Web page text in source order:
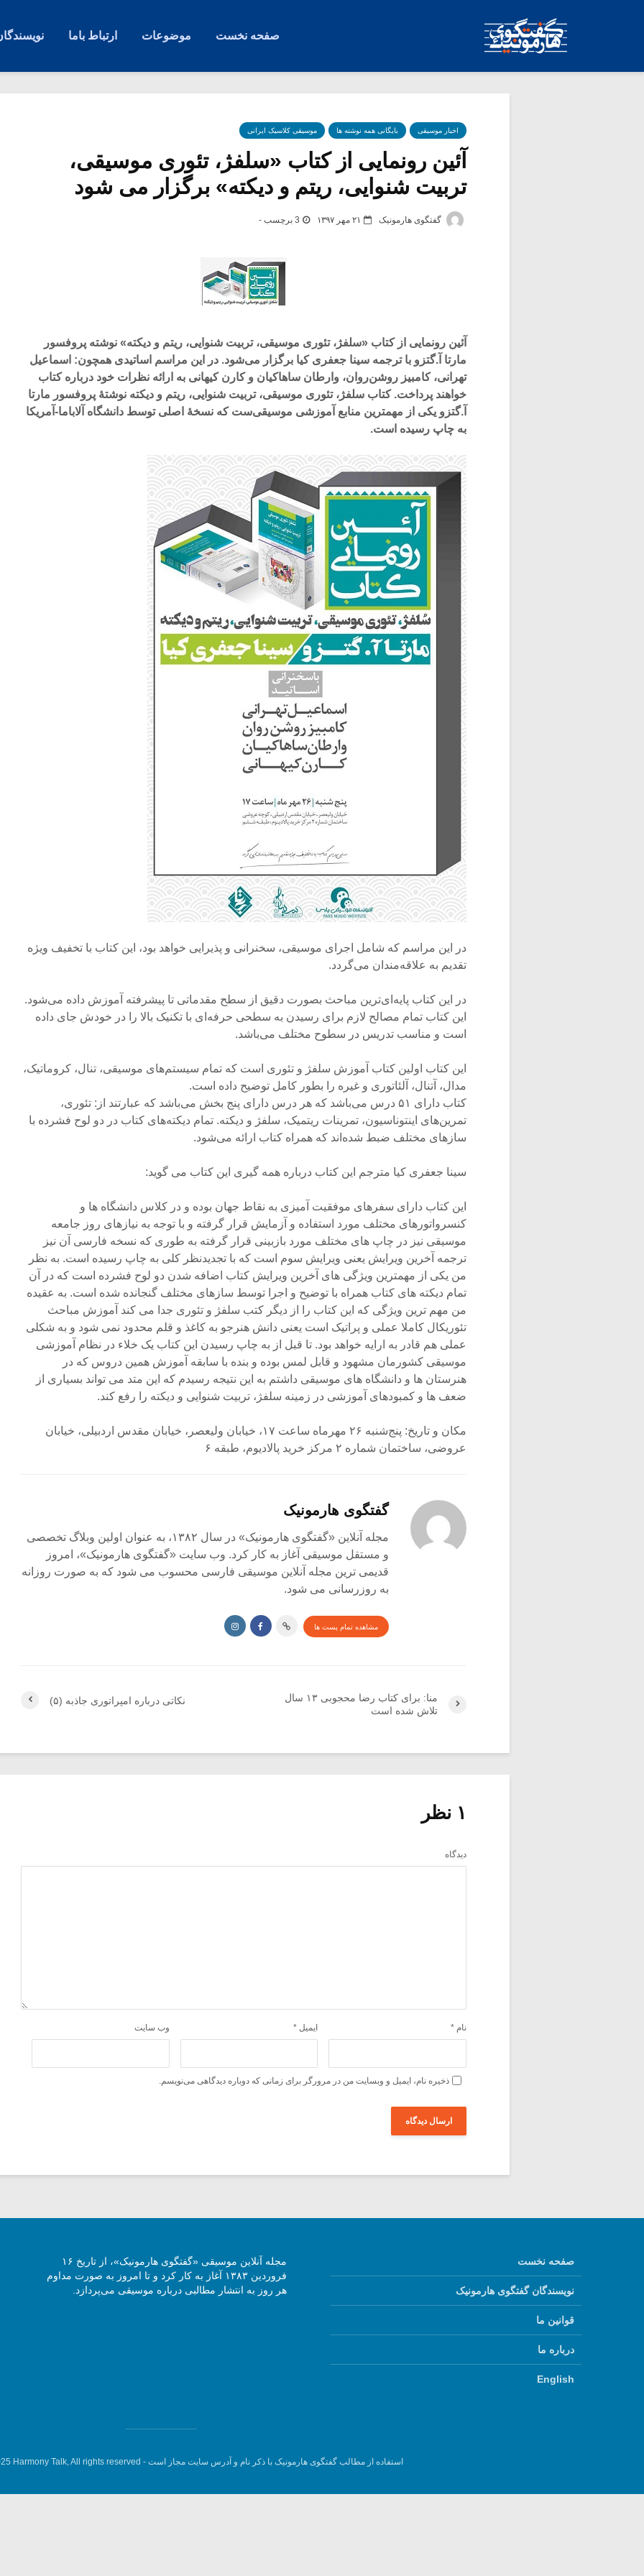
صفحه نخست موضوعات ارتباط باما
اخبار موسیقی بایگانی همه نوشته ها موسیقی کلاسیک ایرانی
آئین رونمایی از کتاب «سلفژ، تئوری موسیقی،
تربیت شنوایی، ریتم و دیکته» برگزار می شود
گفتگوی هارمونیک ۲۱ مهر ۱۳۹۷ 3 برچسب -
آئین رونمایی از کتاب «سلفژ، تئوری موسیقی، تربیت شنوایی، ریتم و دیکته» نوشته پروفسور
مارتا آ.گتزو با ترجمه سینا جعفری کیا برگزار می‌شود. در این مراسم اساتیدی همچون: اسماعیل
تهرانی، کامبیز روشن‌روان، وارطان ساهاکیان و کارن کیهانی به ارائه نظرات خود درباره کتاب
خواهند پرداخت. کتاب سلفژ، تئوری موسیقی، تربیت شنوایی، ریتم و دیکته نوشتۀ پروفسور مارتا
آ.گتزو یکی از مهمترین منابع آموزشی موسیقی‌ست که نسخۀ اصلی توسط دانشگاه آلاباما-آمریکا
به چاپ رسیده است.
در این مراسم که شامل اجرای موسیقی، سخنرانی و پذیرایی خواهد بود، این کتاب با تخفیف ویژه
تقدیم به علاقه‌مندان می‌گردد.
در این کتاب پایه‌ای‌ترین مباحث بصورت دقیق از سطح مقدماتی تا پیشرفته آموزش داده می‌شود.
این کتاب تمام مصالح لازم برای رسیدن به سطحی حرفه‌ای با تکنیک بالا را در خودش جای داده
است و مناسب تدریس در سطوح مختلف می‌باشد.
این کتاب اولین کتاب آموزش سلفژ و تئوری است که تمام سیستم‌های موسیقی، تنال، کروماتیک،
مدال، آتنال، آلئاتوری و غیره را بطور کامل توضیح داده است.
کتاب دارای ۵۱ درس می‌باشد که هر درس دارای پنج بخش می‌باشد که عبارتند از: تئوری،
تمرین‌های اینتوناسیون، تمرینات ریتمیک، سلفژ و دیکته. تمام دیکته‌های کتاب در دو لوح فشرده با
سازهای مختلف ضبط شده‌اند که همراه کتاب ارائه می‌شود.
سینا جعفری کیا مترجم این کتاب درباره همه گیری این کتاب می گوید:
این کتاب دارای سفرهای موفقیت آمیزی به نقاط جهان بوده و در کلاس دانشگاه ها و
کنسرواتورهای مختلف مورد استفاده و آزمایش قرار گرفته و با توجه به نیازهای روز جامعه
موسیقی نیز در چاپ های مختلف مورد بازبینی قرار گرفته به طوری که نسخه فارسی آن نیز
ترجمه آخرین ویرایش یعنی ویرایش سوم است که با تجدیدنظر کلی به چاپ رسیده است. به نظر
من یکی از مهمترین ویژگی های آخرین ویرایش کتاب اضافه شدن دو لوح فشرده است که در آن
تمام دیکته های کتاب همراه با توضیح و اجرا توسط سازهای مختلف گنجانده شده است. به عقیده
من مهم ترین ویژگی که این کتاب را از دیگر کتب سلفژ و تئوری جدا می کند آموزش مباحث
تئوریکال کاملا عملی و پراتیک است یعنی دانش هنرجو به کاغذ و قلم محدود نمی شود و به شکلی
عملی هم قادر به ارایه خواهد بود. تا قبل از به چاپ رسیدن این کتاب یک خلاء در نظام آموزشی
موسیقی کشورمان مشهود و قابل لمس بوده و بنده با سابقه آموزش همین دروس که در
هنرستان ها و دانشگاه های موسیقی داشتم به این نتیجه رسیدم که این متد می تواند بسیاری از
ضعف ها و کمبودهای آموزشی در زمینه سلفژ، تربیت شنوایی و دیکته را رفع کند.
مکان و تاریخ: پنج‌شنبه ۲۶ مهرماه ساعت ۱۷، خیابان ولیعصر، خیابان مقدس اردبیلی، خیابان
عروضی، ساختمان شماره ۲ مرکز خرید پالادیوم، طبقه ۶
گفتگوی هارمونیک
مجله آنلاین «گفتگوی هارمونیک» در سال ۱۳۸۲، به عنوان اولین وبلاگ تخصصی
و مستقل موسیقی آغاز به کار کرد. وب سایت «گفتگوی هارمونیک»، امروز
قدیمی ترین مجله آنلاین موسیقی فارسی محسوب می شود که به صورت روزانه
به روزرسانی می شود.
مشاهده تمام پست ها
نکاتی درباره امپراتوری جاذبه (۵)
منا: برای کتاب رضا محجوبی ۱۳ سال
تلاش شده است
۱ نظر
دیدگاه
نام * ایمیل * وب‌ سایت
ذخیره نام، ایمیل و وبسایت من در مرورگر برای زمانی که دوباره دیدگاهی می‌نویسم.
صفحه نخست
نویسندگان گفتگوی هارمونیک
قوانین ما
درباره ما
English
مجله آنلاین موسیقی «گفتگوی هارمونیک»، از تاریخ ۱۶
فروردین ۱۳۸۳ آغاز به کار کرد و تا امروز به صورت مداوم
هر روز به انتشار مطالبی درباره موسیقی می‌پردازد.
استفاده از مطالب گفتگوی هارمونیک با ذکر نام و آدرس سایت مجاز است - Harmony Talk, All rights reserved.